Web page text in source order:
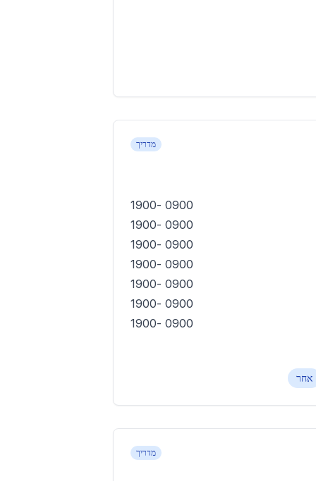
מדריך
0900 -1900
0900 -1900
0900 -1900
0900 -1900
0900 -1900
0900 -1900
0900 -1900
אחר
מדריך